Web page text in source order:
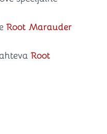
Root Marauder
Root